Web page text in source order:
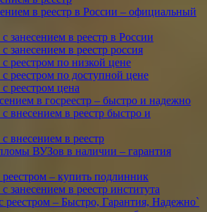
в реестр в России – официальный
занесением в реестр в России
занесением в реестр россия
реестром по низкой цене
реестром по доступной цене
реестром цена
в госреестр – быстро и надежно
внесением в реестр быстро и
внесением в реестр
ВУЗов в наличии – гарантия
– купить подлинник
занесением в реестр института
– Быстро, Гарантия, Надежно`